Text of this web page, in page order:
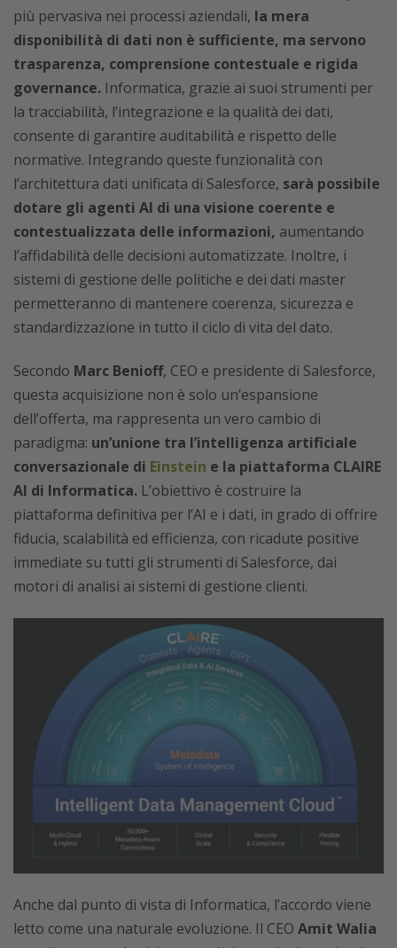
più pervasiva nei processi aziendali, la mera
disponibilità di dati non è sufficiente, ma servono
trasparenza, comprensione contestuale e rigida
governance. Informatica, grazie ai suoi strumenti per
la tracciabilità, l’integrazione e la qualità dei dati,
consente di garantire auditabilità e rispetto delle
normative. Integrando queste funzionalità con
l’architettura dati unificata di Salesforce, sarà possibile
dotare gli agenti AI di una visione coerente e
contestualizzata delle informazioni, aumentando
l’affidabilità delle decisioni automatizzate. Inoltre, i
sistemi di gestione delle politiche e dei dati master
permetteranno di mantenere coerenza, sicurezza e
standardizzazione in tutto il ciclo di vita del dato.
Secondo Marc Benioff, CEO e presidente di Salesforce,
questa acquisizione non è solo un’espansione
dell’offerta, ma rappresenta un vero cambio di
paradigma: un’unione tra l’intelligenza artificiale
conversazionale di Einstein e la piattaforma CLAIRE
AI di Informatica. L’obiettivo è costruire la
piattaforma definitiva per l’AI e i dati, in grado di offrire
fiducia, scalabilità ed efficienza, con ricadute positive
immediate su tutti gli strumenti di Salesforce, dai
motori di analisi ai sistemi di gestione clienti.
Anche dal punto di vista di Informatica, l’accordo viene
letto come una naturale evoluzione. Il CEO Amit Walia